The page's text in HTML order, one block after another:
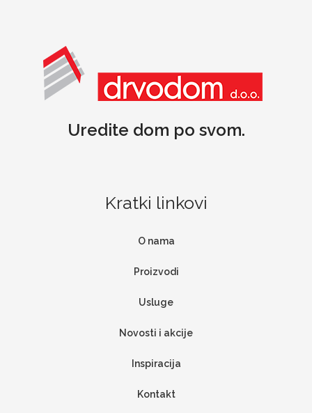
Uredite dom po svom.
Kratki linkovi
O nama
Proizvodi
Usluge
Novosti i akcije
Inspiracija
Kontakt